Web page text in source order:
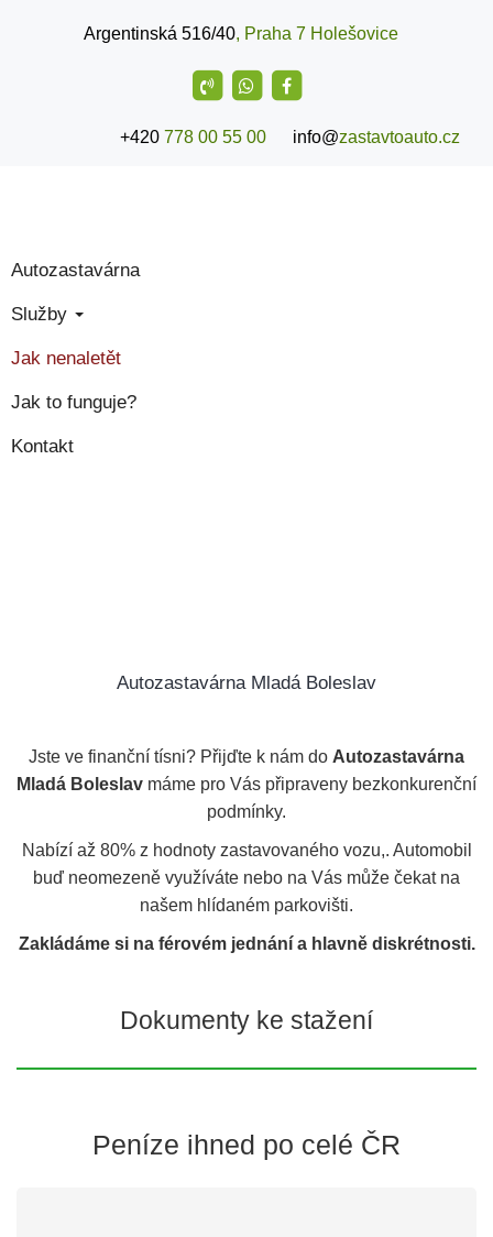
Argentinská 516/40, Praha 7 Holešovice
info@zastavtoauto.cz
+420 778 00 55 00
Autozastavárna
Služby
Jak nenaletět
Jak to funguje?
Kontakt
Autozastavárna Mladá Boleslav
Jste ve finanční tísni? Přijďte k nám do Autozastavárna
Mladá Boleslav máme pro Vás připraveny bezkonkurenční
podmínky.
Nabízí až 80% z hodnoty zastavovaného vozu,. Automobil
buď neomezeně využíváte nebo na Vás může čekat na
našem hlídaném parkovišti.
Zakládáme si na férovém jednání a hlavně diskrétnosti.
Dokumenty ke stažení
Peníze ihned po celé ČR